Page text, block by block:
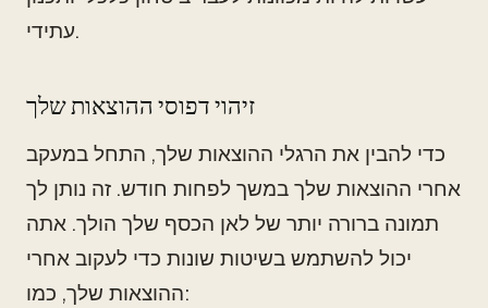
עתידי.
זיהוי דפוסי ההוצאות שלך
כדי להבין את הרגלי ההוצאות שלך, התחל במעקב
אחרי ההוצאות שלך במשך לפחות חודש. זה נותן לך
תמונה ברורה יותר של לאן הכסף שלך הולך. אתה
יכול להשתמש בשיטות שונות כדי לעקוב אחרי
ההוצאות שלך, כמו: